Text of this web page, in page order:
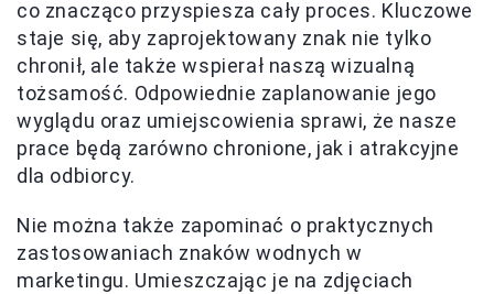
co znacząco przyspiesza cały proces. Kluczowe
staje się, aby zaprojektowany znak nie tylko
chronił, ale także wspierał naszą wizualną
tożsamość. Odpowiednie zaplanowanie jego
wyglądu oraz umiejscowienia sprawi, że nasze
prace będą zarówno chronione, jak i atrakcyjne
dla odbiorcy.
Nie można także zapominać o praktycznych
zastosowaniach znaków wodnych w
marketingu. Umieszczając je na zdjęciach